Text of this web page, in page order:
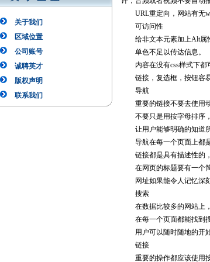
关于我们
区域位置
公司账号
诚聘英才
版权声明
联系我们
URL重定向，网站有无
可访问性
给非文本元素加上Alt属性
单色不足以传达信息。
内容在没有css样式下都
链接，复选框，按钮容易
导航
重要的链接不要去使用动
不要只是用按字母排序，
让用户能够明确的知道所
导航在每一个页面上都是
链接都是具有描述性的，
在网页的标题要有一个简
网址如果能令人记忆深刻
搜索
在数据比较多的网站上，
在每一个页面都能找到搜
用户可以随时随地的开始
链接
重要的操作都应该使用按